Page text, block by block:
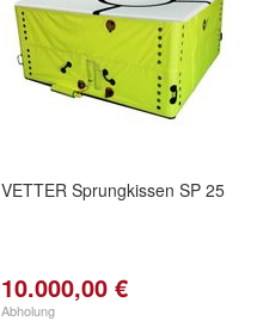
VETTER Sprungkissen SP 25
10.000,00 €
Abholung